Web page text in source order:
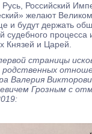
Русь, Российский
желают
и будут держать
судебного процесса
Князей и Царей.
страницы
Валерия
Грозным с